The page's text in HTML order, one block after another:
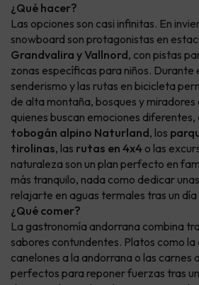
¿Qué hacer?
Las opciones son casi infinitas. En
snowboard son protagonistas en
Grandvalira y Vallnord, con pistas
zonas específicas para niños. Durante
senderismo y las rutas en bicicleta
de alta montaña, bosques y
quienes buscan emociones
tobogán alpino Naturland, los
tirolinas, las rutas en 4x4 o las
naturaleza son un plan perfecto en
más tranquilo, nada como dedicar
relajarte en aguas termales tras un
¿Qué comer?
La gastronomía andorrana combina
sabores contundentes. Platos como la
canelones a la andorrana o las carnes
perfectos para reponer fuerzas tras